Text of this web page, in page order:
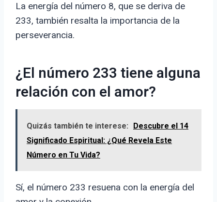
La energía del número 8, que se deriva de
233, también resalta la importancia de la
perseverancia.
¿El número 233 tiene alguna
relación con el amor?
Quizás también te interese:
Descubre el 14
Significado Espiritual: ¿Qué Revela Este
Número en Tu Vida?
Sí, el número 233 resuena con la energía del